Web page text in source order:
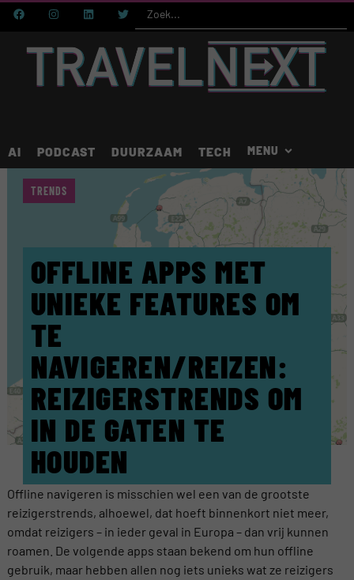
AI PODCAST DUURZAAM TECH
OFFLINE APPS MET
UNIEKE FEATURES OM
TE
NAVIGEREN/REIZEN:
REIZIGERSTRENDS OM
IN DE GATEN TE
HOUDEN
TRENDS
Offline navigeren is misschien wel een van de grootste
reizigerstrends, alhoewel, dat hoeft binnenkort niet meer,
omdat reizigers – in ieder geval in Europa – dan vrij kunnen
roamen. De volgende apps staan bekend om hun offline
gebruik, maar hebben allen nog iets unieks wat ze reizigers